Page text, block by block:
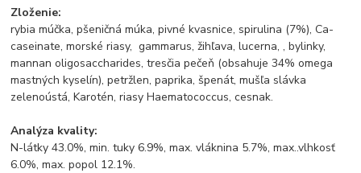
Zloženie:
rybia múčka, pšeničná múka, pivné kvasnice, spirulina (7%), Ca-
caseinate, morské riasy, gammarus, žihľava, lucerna, , bylinky,
mannan oligosaccharides, tresčia pečeň (obsahuje 34% omega
mastných kyselín), petržlen, paprika, špenát, mušľa slávka
zelenoústá, Karotén, riasy Haematococcus, cesnak.
Analýza kvality:
N-látky 43.0%, min. tuky 6.9%, max. vláknina 5.7%, max..vlhkosť
6.0%, max. popol 12.1%.